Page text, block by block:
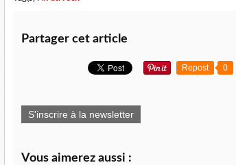
Partager cet article
Repost 0
S'inscrire à la newsletter
Vous aimerez aussi :